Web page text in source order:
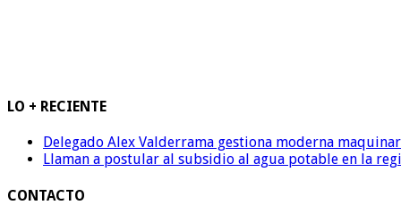
LO + RECIENTE
Delegado Alex Valderrama gestiona moderna
Llaman a postular al subsidio al agua potable en la
CONTACTO